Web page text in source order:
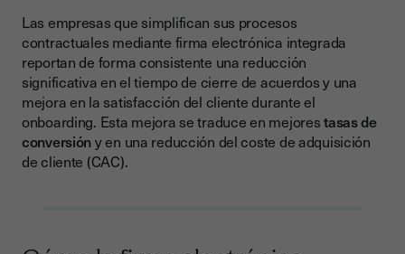
Las empresas que simplifican sus procesos
contractuales mediante firma electrónica integrada
reportan de forma consistente una reducción
significativa en el tiempo de cierre de acuerdos y una
mejora en la satisfacción del cliente durante el
onboarding. Esta mejora se traduce en mejorestasas de
conversióny en una reducción del coste de adquisición
de cliente (CAC).